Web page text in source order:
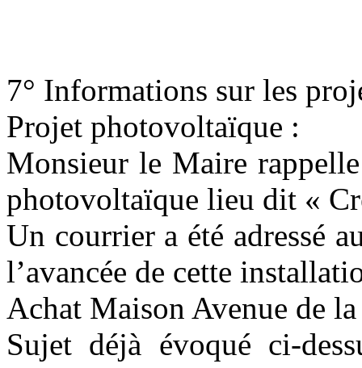
7° Informations sur les
Projet photovoltaïque :
Monsieur le Maire
photovoltaïque lieu dit «
Un courrier a été adressé
l’avancée de cette
Achat Maison Avenue de
Sujet déjà évoqué ci-